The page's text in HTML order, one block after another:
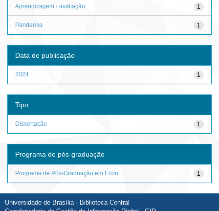
1
Aprendizagem - avaliação
1
Pandemia
Data de publicação
1
2024
Tipo
1
Dissertação
Programa de pós-graduação
1
Programa de Pós-Graduação em Econ...
Universidade de Brasília - Biblioteca Central